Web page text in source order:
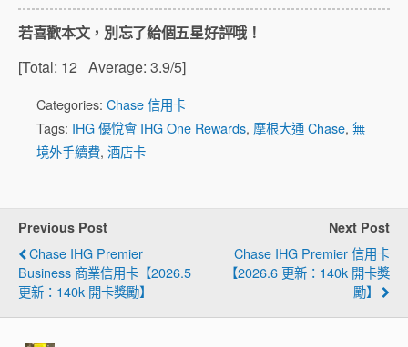
若喜歡本文，別忘了給個五星好評哦！
[Total: 12 Average: 3.9/5]
Categories: Chase 信用卡
Tags: IHG 優悅會 IHG One Rewards, 摩根大通 Chase, 無
境外手續費, 酒店卡
Previous Post
Chase IHG Premier
Business 商業信用卡【2026.5
更新：140k 開卡獎勵】
Next Post
Chase IHG Premier 信用卡
【2026.6 更新：140k 開卡獎
勵】